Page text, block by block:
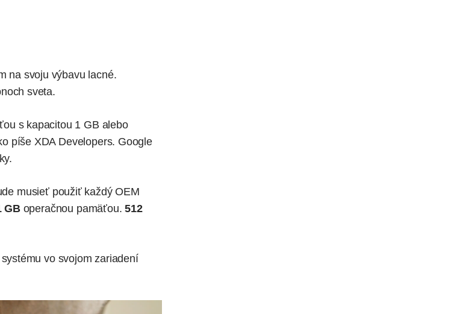
na svoju výbavu lacné.
sveta.
s kapacitou 1 GB alebo
píše XDA Developers. Google
musieť použiť každý OEM
GBoperačnou pamäťou.512
vo svojom zariadení